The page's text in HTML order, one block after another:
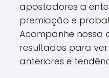
apostadores a
premiação e
Acompanhe nossa
resultados para
anteriores e